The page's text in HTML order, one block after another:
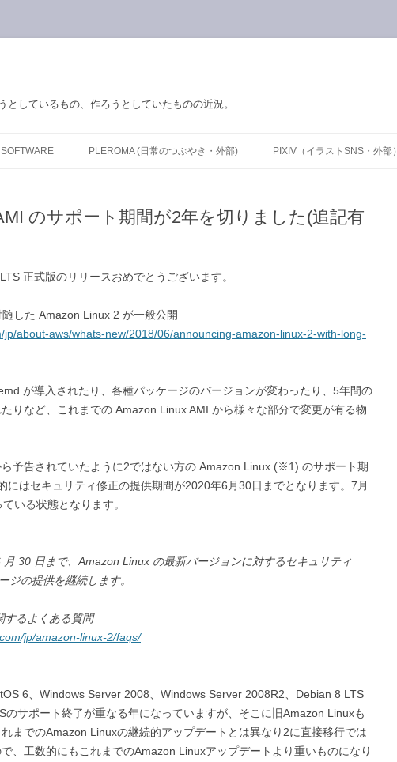
としているもの、作ろうとしていたものの近況。
SOFTWARE PLEROMA (日常のつぶやき・外部) PIXIV（イラストSNS・外部）
のサポート期間が2年を切りました(追記有
正式版のリリースおめでとうございます。
した Amazon Linux 2 が一般公開
jp/about-aws/whats-new/2018/06/announcing-amazon-linux-2-with-long-
が導入されたり、各種パッケージのバージョンが変わったり、5年間の
りなど、これまでの Amazon Linux AMI から様々な部分で変更が有る物
予告されていたように2ではない方の Amazon Linux (※1) のサポート期
にはセキュリティ修正の提供期間が2020年6月30日までとなります。7月
いる状態となります。
30 日まで、Amazon Linux の最新バージョンに対するセキュリティ
ジの提供を継続します。
するよくある質問
jp/amazon-linux-2/faqs/
6、Windows Server 2008、Windows Server 2008R2、Debian 8 LTS
のサポート終了が重なる年になっていますが、そこに旧Amazon Linuxも
までのAmazon Linuxの継続的アップデートとは異なり2に直接移行では
、工数的にもこれまでのAmazon Linuxアップデートより重いものになり